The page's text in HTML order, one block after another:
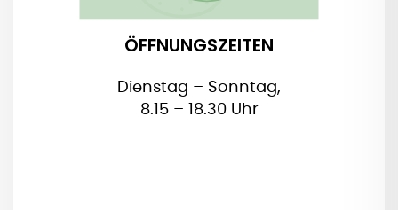
ÖFFNUNGSZEITEN
Dienstag – Sonntag,
8.15 – 18.30 Uhr
Feiertage: